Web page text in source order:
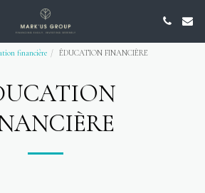
financière ÉDUCATION FINANCIÈRE